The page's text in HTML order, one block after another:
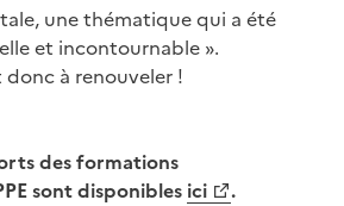
une thématique qui a été
et incontournable ».
donc à renouveler !
des formations
sont disponibles ici
.